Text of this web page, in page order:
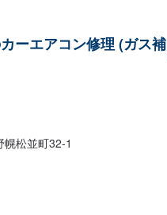
ーエアコン修理 (ガス補
松並町32-1